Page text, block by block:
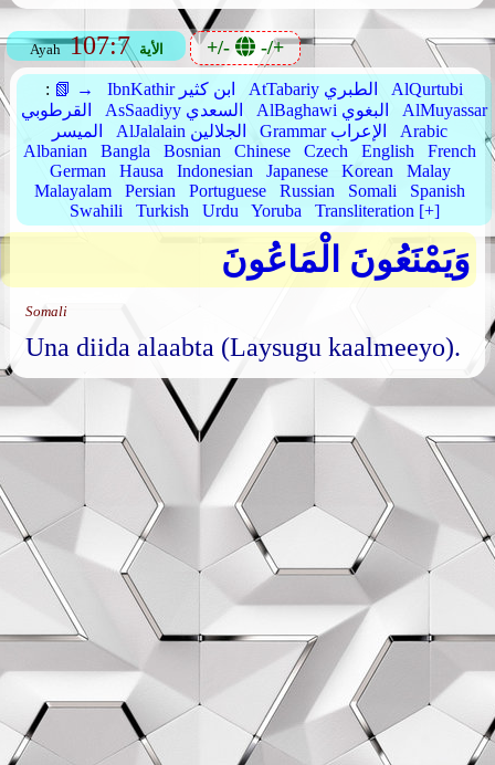
Ayah 107:7 الأية +/- -/+
: 📗 → IbnKathir ابن كثير AtTabariy الطبري
AlQurtubi
القرطوبي
AsSaadiyy السعدي AlBaghawi البغوي
AlMuyassar
الميسر
AlJalalain الجلالين Grammar الإعراب
Arabic
Albanian
Bangla Bosnian Chinese Czech English
French
German
Hausa Indonesian Japanese Korean
Malay
Malayalam
Persian Portuguese Russian Somali
Spanish
Swahili
Turkish Urdu Yoruba Transliteration [+]
وَيَمْنَعُونَ الْمَاعُونَ
Somali
Una diida alaabta (Laysugu kaalmeeyo).